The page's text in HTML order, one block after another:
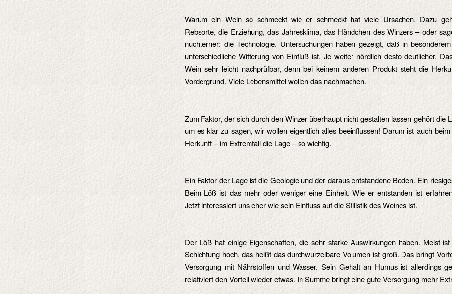
Warum ein Wein so schmeckt wie er schmeckt hat viele Ursachen. Dazu
Rebsorte, die Erziehung, das Jahresklima, das Händchen des Winzers – oder
nüchterner: die Technologie. Untersuchungen haben gezeigt, daß in
unterschiedliche Witterung von Einfluß ist. Je weiter nördlich desto deutlicher.
Wein sehr leicht nachprüfbar, denn bei keinem anderen Produkt steht die
Vordergrund. Viele Lebensmittel wollen das nachmachen.
Zum Faktor, der sich durch den Winzer überhaupt nicht gestalten lassen gehört die
um es klar zu sagen, wir wollen eigentlich alles beeinflussen! Darum ist auch
Herkunft – im Extremfall die Lage – so wichtig.
Ein Faktor der Lage ist die Geologie und der daraus entstandene Boden. Ein
Beim Löß ist das mehr oder weniger eine Einheit. Wie er entstanden ist
Jetzt interessiert uns eher wie sein Einfluss auf die Stilistik des Weines ist.
Der Löß hat einige Eigenschaften, die sehr starke Auswirkungen haben. Meist
Schichtung hoch, das heißt das durchwurzelbare Volumen ist groß. Das bringt
Versorgung mit Nährstoffen und Wasser. Sein Gehalt an Humus ist allerdings
relativiert den Vorteil wieder etwas. In Summe bringt eine gute Versorgung mehr